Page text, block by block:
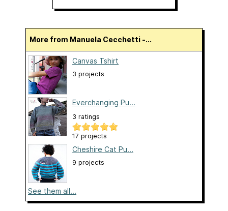
More from Manuela Cecchetti -...
Canvas Tshirt
3 projects
Everchanging Pu...
3 ratings
17 projects
Cheshire Cat Pu...
9 projects
See them all...